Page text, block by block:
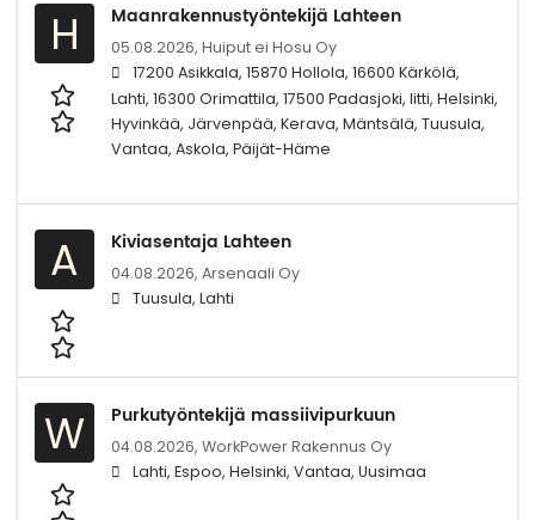
H Maanrakennustyöntekijä Lahteen
05.08.2026, Huiput ei Hosu Oy
17200 Asikkala, 15870 Hollola, 16600 Kärkölä,
Lahti, 16300 Orimattila, 17500 Padasjoki, Iitti, Helsinki,
Hyvinkää, Järvenpää, Kerava, Mäntsälä, Tuusula,
Vantaa, Askola, Päijät-Häme
A Kiviasentaja Lahteen
04.08.2026, Arsenaali Oy
Tuusula, Lahti
W Purkutyöntekijä massiivipurkuun
04.08.2026, WorkPower Rakennus Oy
Lahti, Espoo, Helsinki, Vantaa, Uusimaa